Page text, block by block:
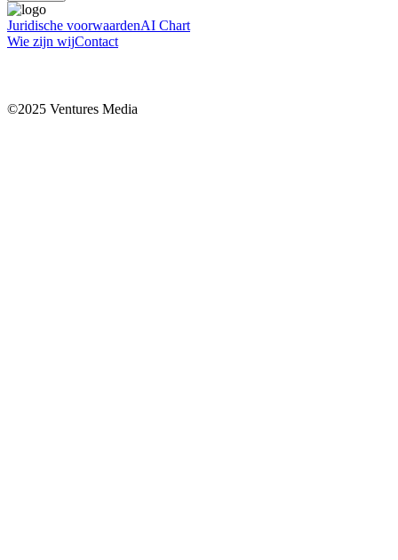
Juridische voorwaardenAI Chart
Wie zijn wijContact
©2025 Ventures Media